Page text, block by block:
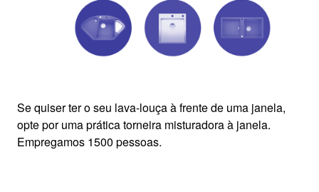
Se quiser ter o seu lava-louça à frente de uma janela,
opte por uma prática torneira misturadora à janela.
Empregamos 1500 pessoas.